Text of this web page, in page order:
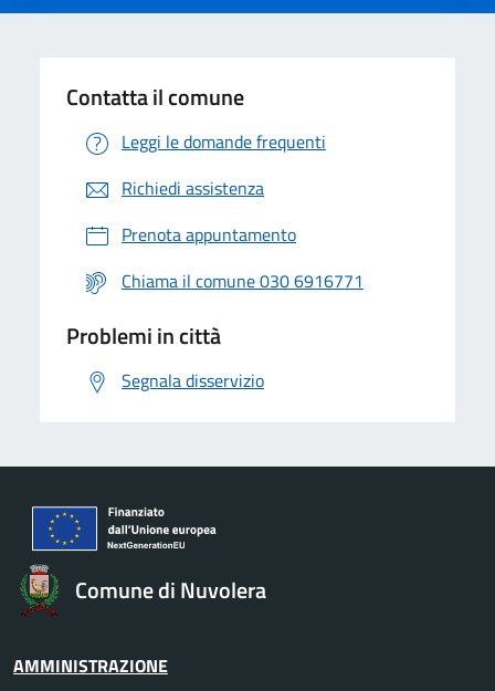
Contatta il comune
Leggi le domande frequenti
Richiedi assistenza
Prenota appuntamento
Chiama il comune 030 6916771
Problemi in città
Segnala disservizio
Comune di Nuvolera
AMMINISTRAZIONE